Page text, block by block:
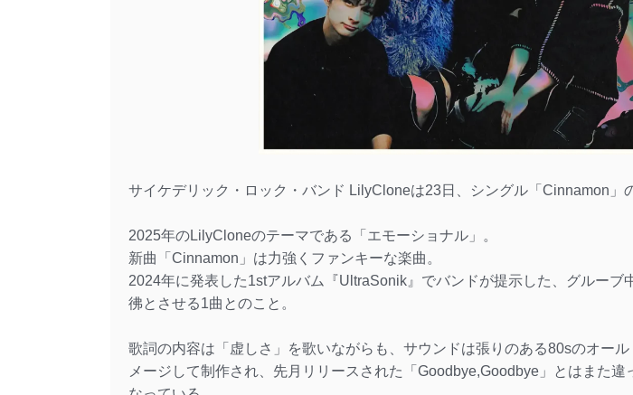
サイケデリック・ロック・バンド LilyCloneは23日、シングル「Cinnamon」
2025年のLilyCloneのテーマである「エモーショナル」。
新曲「Cinnamon」は力強くファンキーな楽曲。
2024年に発表した1stアルバム『UltraSonik』でバンドが提示した、グルーブ
彿とさせる1曲とのこと。
歌詞の内容は「虚しさ」を歌いながらも、サウンドは張りのある80sのオー
メージして制作され、先月リリースされた「Goodbye,Goodbye」とはまた違